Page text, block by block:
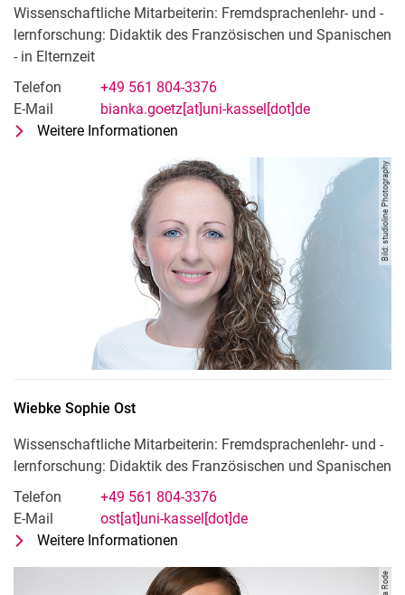
Wissenschaftliche Mitarbeiterin: Fremdsprachenlehr- und -
lernforschung: Didaktik des Französischen und Spanischen
- in Elternzeit
Telefon
+49 561 804-3376
E-Mail
bianka.goetz[at]uni-kassel[dot]de
Weitere Informationen
Bild: studioline Photography
Wiebke Sophie Ost
Wissenschaftliche Mitarbeiterin: Fremdsprachenlehr- und -
lernforschung: Didaktik des Französischen und Spanischen
Telefon
+49 561 804-3376
E-Mail
ost[at]uni-kassel[dot]de
Weitere Informationen